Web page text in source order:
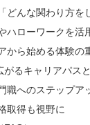
どんな関わり方を
ハローワークを活
から始める体験の
がるキャリアパス
職へのステップア
取得も視野に